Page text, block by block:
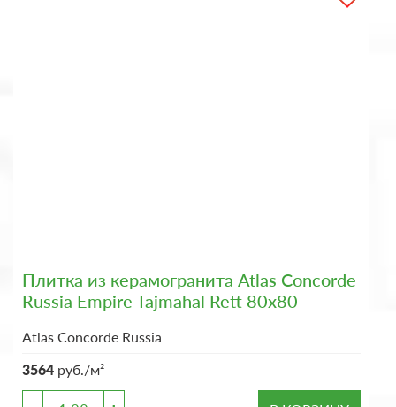
Плитка из керамогранита Atlas Concorde
Russia Empire Tajmahal Rett 80x80
Atlas Concorde Russia
3564 руб./м²